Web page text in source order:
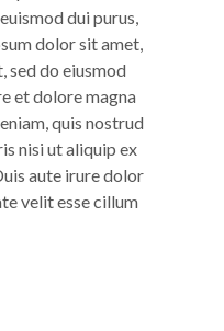
dui purus,
dolor sit amet,
sed do eiusmod
et dolore magna
quis nostrud
nisi ut aliquip ex
aute irure dolor
velit esse cillum